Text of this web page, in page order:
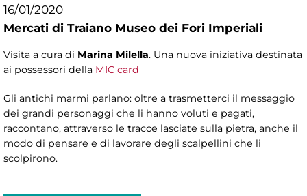
16/01/2020
Mercati di Traiano Museo dei Fori Imperiali
Visita a cura di Marina Milella. Una nuova iniziativa destinata
ai possessori della MIC card
Gli antichi marmi parlano: oltre a trasmetterci il messaggio
dei grandi personaggi che li hanno voluti e pagati,
raccontano, attraverso le tracce lasciate sulla pietra, anche il
modo di pensare e di lavorare degli scalpellini che li
scolpirono.